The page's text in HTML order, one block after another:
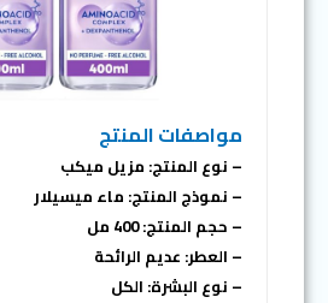
مواصفات المنتج
– نوع المنتج: مزيل ميكب
– نموذج المنتج: ماء ميسيلار
– حجم المنتج: 400 مل
– العطر: عديم الرائحة
– نوع البشرة: الكل